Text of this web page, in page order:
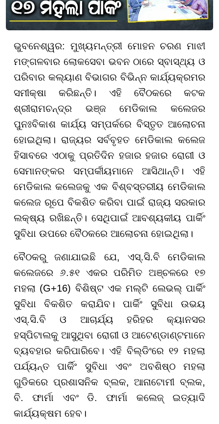
ଭୁବନେଶ୍ୱର: ମୁଖ୍ୟମନ୍ତ୍ରୀ ମୋହନ ଚରଣ ମାଝୀ
ମଙ୍ଗଳବାର ଲୋକସେବା ଭବନ ଠାରେ ସ୍ବାସ୍ଥ୍ୟ ଓ
ପରିବାର କଲ୍ୟାଣ ବିଭାଗର ବିଭିନ୍ନ କାର୍ଯ୍ୟକ୍ରମର
ସମୀକ୍ଷା କରିଛନ୍ତି। ଏହି ବୈଠକରେ କଟକ
ଶ୍ରୀରାମଚନ୍ଦ୍ର ଭଞ୍ଜ ମେଡିକାଲ କଲେଜର
ପୁନଃବିକାଶ କାର୍ଯ୍ୟ ସମ୍ପର୍କରେ ବିସ୍ତୃତ ଆଲୋଚନା
ହୋଇଥିଲା। ରାଜ୍ୟର ସର୍ବବୃହତ ମେଡିକାଲ କଲେଜ
ହିସାବରେ ଏଠାକୁ ପ୍ରତିଦିନ ହଜାର ହଜାର ରୋଗୀ ଓ
ସେମାନଙ୍କର ସମ୍ପର୍କୀୟମାନେ ଆସିଥାନ୍ତି। ଏହି
ମେଡିକାଲ କଲେଜକୁ ଏକ ବିଶ୍ବସ୍ତରୀୟ ମେଡିକାଲ
କଲେଜ ରୂପେ ବିକଶିତ କରିବା ପାଇଁ ରାଜ୍ୟ ସରକାର
ଲକ୍ଷ୍ୟ ରଖିଛନ୍ତି। ସେଥିପାଇଁ ଆବଶ୍ୟକୀୟ ପାର୍କିଂ
ସୁବିଧା ଉପରେ ବୈଠକରେ ଆଲୋଚନା ହୋଇଥିଲା।
ବୈଠକରୁ ଜଣାଯାଇଛି ଯେ, ଏସ୍.ସି.ବି ମେଡିକାଲ
କଲେଜରେ ୬.୫୧ ଏକର ପରିମିତ ଅଞ୍ଚଳରେ ୧୭
ମହଲା (G+16) ବିଶିଷ୍ଟ ଏକ ମଲ୍ଟି ଲେଭଲ୍ ପାର୍କିଂ
ସୁବିଧା ବିକଶିତ କରାଯିବ। ପାର୍କିଂ ସୁବିଧା ଉଭୟ
ଏସ୍.ସି.ବି ଓ ଆଚାର୍ଯ୍ୟ ହରିହର କ୍ୟାନସର
ହସ୍ପିଟାଲକୁ ଆସୁଥିବା ରୋଗୀ ଓ ଆଟେଣ୍ଡାଣ୍ଟମାନେ
ବ୍ୟବହାର କରିପାରିବେ। ଏହି ବିଲ୍ଡିଂରେ ୧୨ ମହଲା
ପର୍ଯ୍ୟନ୍ତ ପାର୍କିଂ ସୁବିଧା ଏବଂ ଅବଶିଷ୍ଠ ମହଲା
ଗୁଡିକରେ ପ୍ରଶାସନିକ ବ୍ଲକ, ଆନାଟୋମୀ ବ୍ଲକ,
ବି. ଫାର୍ମା ଏବଂ ଡି. ଫାର୍ମା କଲେଜ୍ ଇତ୍ୟାଦି
କାର୍ଯ୍ୟକ୍ଷମ ହେବ।